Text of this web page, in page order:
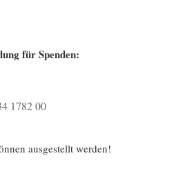
für Spenden:
1782 00
ausgestellt werden!